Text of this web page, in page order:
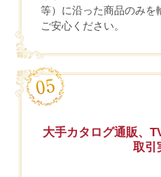
等）に沿った商品のみを
ご安心ください。
大手カタログ通販、
取引